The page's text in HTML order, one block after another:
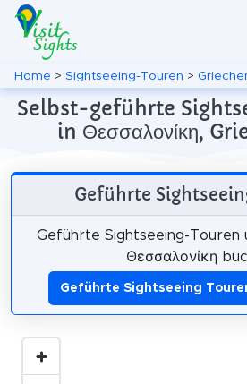
Home > Sightseeing-Touren >
Selbst-geführte
in Θεσσαλονίκη,
Geführte
Geführte Sightseeing-Touren
Θεσσαλονίκη
Geführte Sightseeing